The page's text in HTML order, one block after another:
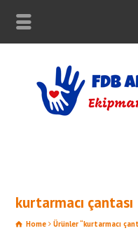
kurtarmacı çantası
Home Ürünler “kurtarmacı